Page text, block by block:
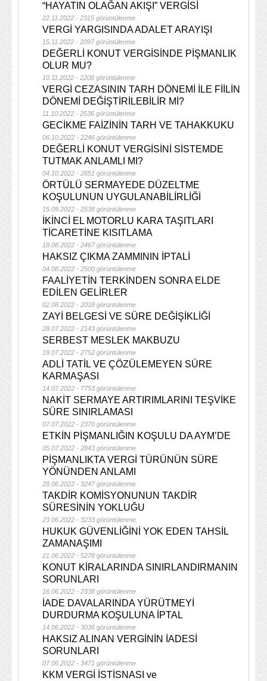
“HAYATIN OLAĞAN AKIŞI” VERGİSİ
22.11.2022 - 2315 görüntülenme
VERGİ YARGISINDA ADALET ARAYIŞI
15.11.2022 - 2097 görüntülenme
DEĞERLİ KONUT VERGİSİNDE PİŞMANLIK
OLUR MU?
10.11.2022 - 2208 görüntülenme
VERGİ CEZASININ TARH DÖNEMİ İLE FİİLİN
DÖNEMİ DEĞİŞTİRİLEBİLİR Mİ?
11.10.2022 - 2536 görüntülenme
GECİKME FAİZİNİN TARH VE TAHAKKUKU
06.10.2022 - 2246 görüntülenme
DEĞERLİ KONUT VERGİSİNİ SİSTEMDE
TUTMAK ANLAMLI MI?
04.10.2022 - 2651 görüntülenme
ÖRTÜLÜ SERMAYEDE DÜZELTME
KOŞULUNUN UYGULANABİLİRLİĞİ
15.09.2022 - 2538 görüntülenme
İKİNCİ EL MOTORLU KARA TAŞITLARI
TİCARETİNE KISITLAMA
18.08.2022 - 2467 görüntülenme
HAKSIZ ÇIKMA ZAMMININ İPTALİ
04.08.2022 - 2500 görüntülenme
FAALİYETİN TERKİNDEN SONRA ELDE
EDİLEN GELİRLER
02.08.2022 - 2018 görüntülenme
ZAYİ BELGESİ VE SÜRE DEĞİŞİKLİĞİ
28.07.2022 - 2143 görüntülenme
SERBEST MESLEK MAKBUZU
19.07.2022 - 2752 görüntülenme
ADLİ TATİL VE ÇÖZÜLEMEYEN SÜRE
KARMAŞASI
14.07.2022 - 7753 görüntülenme
NAKİT SERMAYE ARTIRIMLARINI TEŞVİKE
SÜRE SINIRLAMASI
07.07.2022 - 2370 görüntülenme
ETKİN PİŞMANLIĞIN KOŞULU DA AYM’DE
05.07.2022 - 2843 görüntülenme
PİŞMANLIKTA VERGİ TÜRÜNÜN SÜRE
YÖNÜNDEN ANLAMI
28.06.2022 - 3247 görüntülenme
TAKDİR KOMİSYONUNUN TAKDİR
SÜRESİNİN YOKLUĞU
23.06.2022 - 3233 görüntülenme
HUKUK GÜVENLİĞİNİ YOK EDEN TAHSİL
ZAMANAŞIMI
21.06.2022 - 5278 görüntülenme
KONUT KİRALARINDA SINIRLANDIRMANIN
SORUNLARI
16.06.2022 - 2338 görüntülenme
İADE DAVALARINDA YÜRÜTMEYİ
DURDURMA KOŞULUNA İPTAL
14.06.2022 - 3036 görüntülenme
HAKSIZ ALINAN VERGİNİN İADESİ
SORUNLARI
07.06.2022 - 3471 görüntülenme
KKM VERGİ İSTİSNASI ve